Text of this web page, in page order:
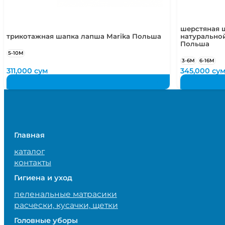
трикотажная шапка лапша Marika Польша
5-10М
311,000сум
шерстяная
Польша
3-6М 6-16М
345,000
Главная
каталог
контакты
Гигиена и уход
пеленальные матрасики
расчески, кусачки, щетки
Головные уборы